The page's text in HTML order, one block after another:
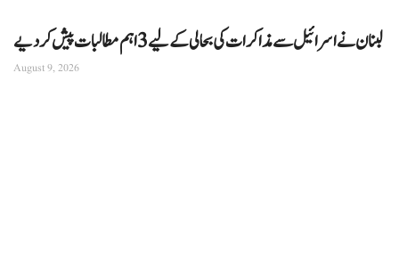
لبنان نے اسرائیل سے مذاکرات کی بحالی کے لیے 3 اہم مطالبات پیش کر دیے
August 9, 2026